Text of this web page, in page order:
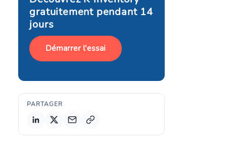
gratuitement pendant 14
jours
Démarrer l'essai
PARTAGER
Copier le lien